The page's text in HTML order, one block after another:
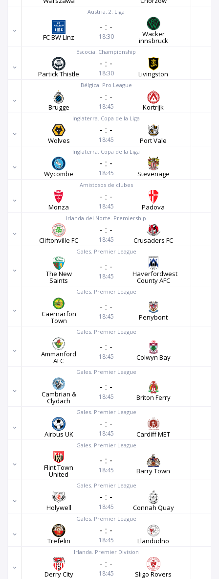
Austria. 2. Liga
FC BW Linz
- : -
18:30 Wacker
innsbruck
Escocia. Championship
Partick Thistle
- : -
18:30 Livingston
Bélgica. Pro League
Brugge
- : -
18:45 Kortrijk
Inglaterra. Copa de la Liga
Wolves
- : -
18:45 Port Vale
Inglaterra. Copa de la Liga
Wycombe
- : -
18:45 Stevenage
Amistosos de clubes
Monza
- : -
18:45 Padova
Irlanda del Norte. Premiership
Cliftonville FC
- : -
18:45 Crusaders FC
Gales. Premier League
The New
Saints
- : -
18:45 Haverfordwest
County AFC
Gales. Premier League
Caernarfon
Town
- : -
18:45 Penybont
Gales. Premier League
Ammanford
AFC
- : -
18:45 Colwyn Bay
Gales. Premier League
Cambrian &
Clydach
- : -
18:45 Briton Ferry
Gales. Premier League
Airbus UK
- : -
18:45 Cardiff MET
Gales. Premier League
Flint Town
United
- : -
18:45 Barry Town
Gales. Premier League
Holywell
- : -
18:45 Connah Quay
Gales. Premier League
Trefelin
- : -
18:45 Llandudno
Irlanda. Premier Division
Derry City
- : -
18:45 Sligo Rovers